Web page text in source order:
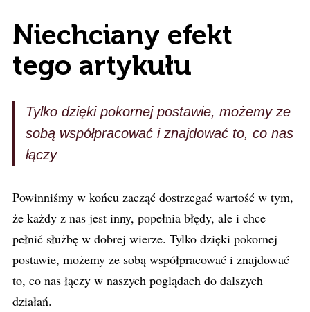
Niechciany efekt
tego artykułu
Tylko dzięki pokornej postawie, możemy ze
sobą współpracować i znajdować to, co nas
łączy
Powinniśmy w końcu zacząć dostrzegać wartość w tym,
że każdy z nas jest inny, popełnia błędy, ale i chce
pełnić służbę w dobrej wierze. Tylko dzięki pokornej
postawie, możemy ze sobą współpracować i znajdować
to, co nas łączy w naszych poglądach do dalszych
działań.